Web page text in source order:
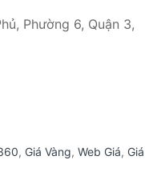
Phường 6, Quận 3,
, Giá Vàng, Web Giá, Giá